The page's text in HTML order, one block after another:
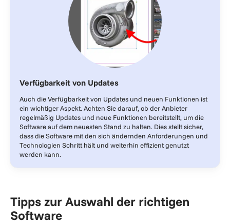
Verfügbarkeit von Updates
Auch die Verfügbarkeit von Updates und neuen Funktionen ist
ein wichtiger Aspekt. Achten Sie darauf, ob der Anbieter
regelmäßig Updates und neue Funktionen bereitstellt, um die
Software auf dem neuesten Stand zu halten. Dies stellt sicher,
dass die Software mit den sich ändernden Anforderungen und
Technologien Schritt hält und weiterhin effizient genutzt
werden kann.
Tipps zur Auswahl der richtigen
Software